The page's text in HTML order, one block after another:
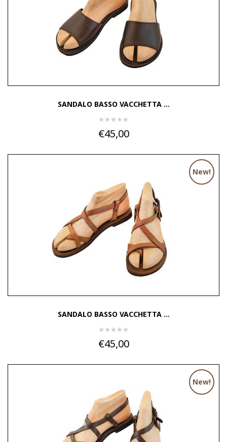
SANDALO BASSO VACCHETTA ...
€45,00
New!
SANDALO BASSO VACCHETTA ...
€45,00
New!